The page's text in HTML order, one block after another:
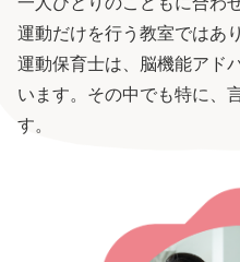
運動だけを行う教室ではあ
運動保育士は、脳機能アド
います。その中でも特に、
す。